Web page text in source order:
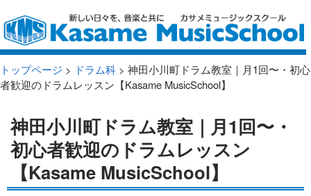
トップページ > ドラム科 > 神田小川町ドラム教室｜月1回〜・初心
者歓迎のドラムレッスン【Kasame MusicSchool】
神田小川町ドラム教室｜月1回〜・
初心者歓迎のドラムレッスン
【Kasame MusicSchool】